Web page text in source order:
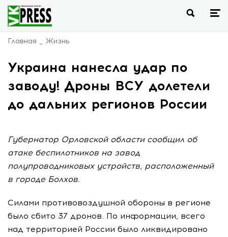
Главная Жизнь
Украина нанесла удар по
заводу! Дроны ВСУ долетели
до дальних регионов России
Губернатор Орловской области сообщил об
атаке беспилотников на завод
полупроводниковых устройств, расположенный
в городе Болхов.
Силами противовоздушной обороны в регионе
было сбито 37 дронов. По информации, всего
над территорией России было ликвидировано